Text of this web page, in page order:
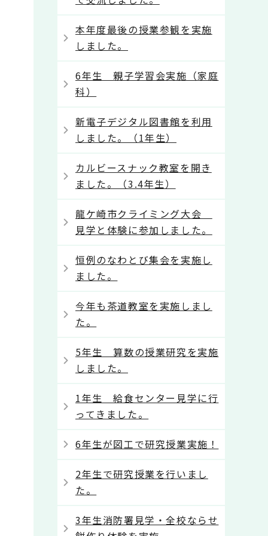
本年度最後の授業参観を実施
しました。
6年生 親子学習会実施（家庭
科）
新電子デジタル図書館を利用
しました。（1年生）
カルビースナック教室を開き
ました。（3.4年生）
龍ケ崎市クライミング大会
見学と体験に参加しました。
恒例のなわとび集会を実施し
ました。
今年も茶道教室を実施しまし
た。
5年生 算数の授業研究を実施
しました。
1年生 給食センター見学に行
ってきました。
6年生が図工で研究授業実施！
2年生で研究授業を行いまし
た。
3年生消防署見学・全校ならせ